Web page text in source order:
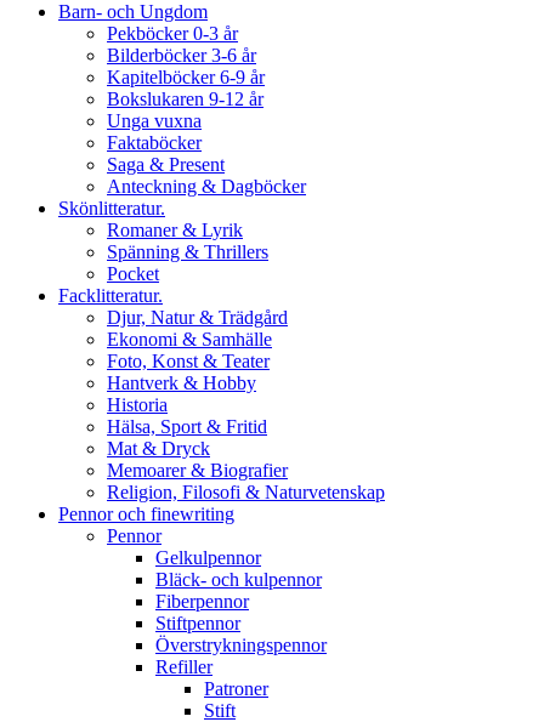
Barn- och Ungdom
Pekböcker 0-3 år
Bilderböcker 3-6 år
Kapitelböcker 6-9 år
Bokslukaren 9-12 år
Unga vuxna
Faktaböcker
Saga & Present
Anteckning & Dagböcker
Skönlitteratur.
Romaner & Lyrik
Spänning & Thrillers
Pocket
Facklitteratur.
Djur, Natur & Trädgård
Ekonomi & Samhälle
Foto, Konst & Teater
Hantverk & Hobby
Historia
Hälsa, Sport & Fritid
Mat & Dryck
Memoarer & Biografier
Religion, Filosofi & Naturvetenskap
Pennor och finewriting
Pennor
Gelkulpennor
Bläck- och kulpennor
Fiberpennor
Stiftpennor
Överstrykningspennor
Refiller
Patroner
Stift